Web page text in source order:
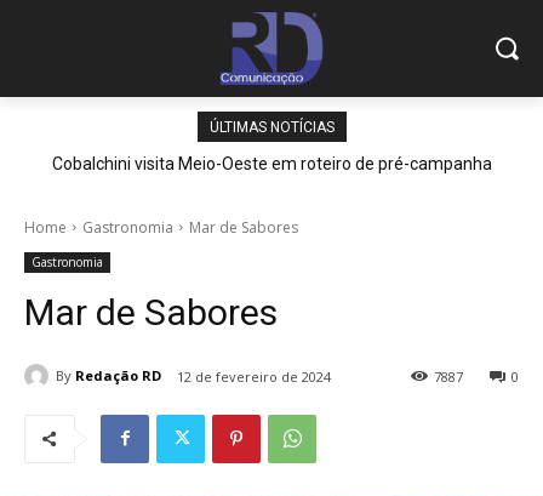
ÚLTIMAS NOTÍCIAS
Cobalchini visita Meio-Oeste em roteiro de pré-campanha
Home Gastronomia Mar de Sabores
Gastronomia
Mar de Sabores
By Redação RD 12 de fevereiro de 2024 0
7887